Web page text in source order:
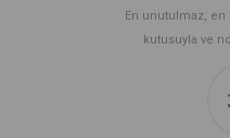
En unutulmaz, en
kutusuyla ve